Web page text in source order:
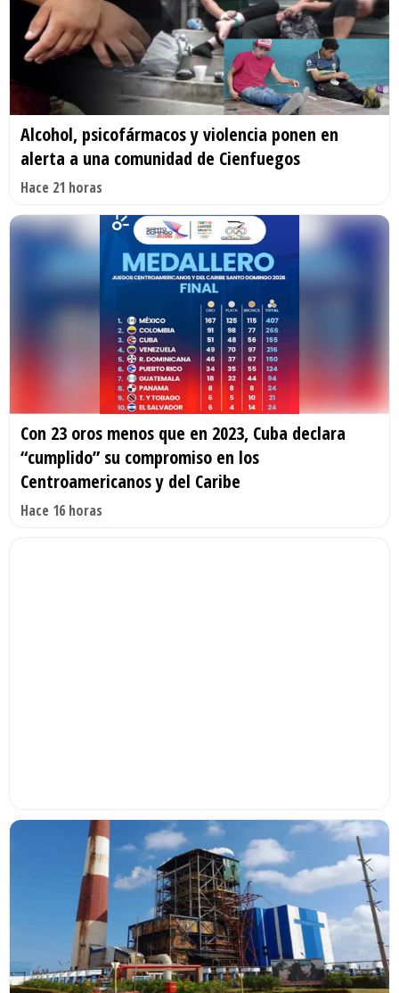
Alcohol, psicofármacos y violencia ponen en
alerta a una comunidad de Cienfuegos
Hace 21 horas
Con 23 oros menos que en 2023, Cuba declara
“cumplido” su compromiso en los
Centroamericanos y del Caribe
Hace 16 horas